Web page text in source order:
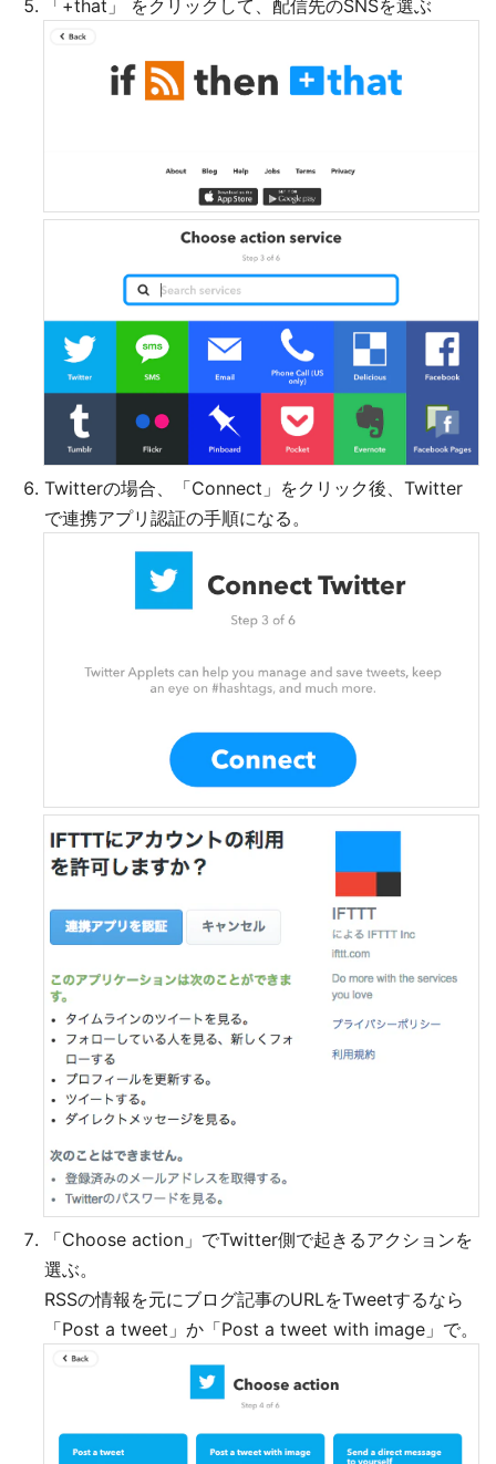
「+that」 をクリックして、配信先のSNSを選ぶ
Twitterの場合、「Connect」をクリック後、Twitter
で連携アプリ認証の手順になる。
「Choose action」でTwitter側で起きるアクションを
選ぶ。
RSSの情報を元にブログ記事のURLをTweetするなら
「Post a tweet」か「Post a tweet with image」で。